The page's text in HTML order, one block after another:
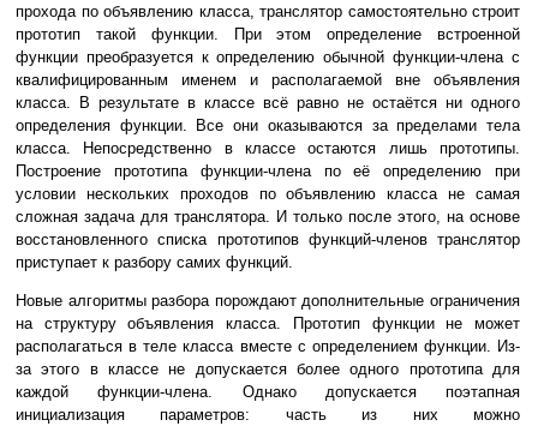
прохода по объявлению класса, транслятор самостоятельно строит
прототип такой функции. При этом определение встроенной
функции преобразуется к определению обычной функции-члена с
квалифицированным именем и располагаемой вне объявления
класса. В результате в классе всё равно не остаётся ни одного
определения функции. Все они оказываются за пределами тела
класса. Непосредственно в классе остаются лишь прототипы.
Построение прототипа функции-члена по её определению при
условии нескольких проходов по объявлению класса не самая
сложная задача для транслятора. И только после этого, на основе
восстановленного списка прототипов функций-членов транслятор
приступает к разбору самих функций.
Новые алгоритмы разбора порождают дополнительные ограничения
на структуру объявления класса. Прототип функции не может
располагаться в теле класса вместе с определением функции. Из-
за этого в классе не допускается более одного прототипа для
каждой функции-члена. Однако допускается поэтапная
инициализация параметров: часть из них можно